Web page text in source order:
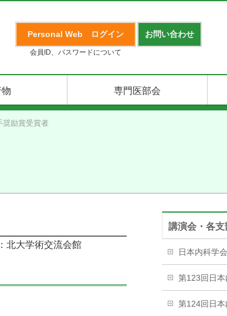
お問い合わせ
Personal Web ログイン
会員ID、パスワードについて
専門医部会
奨励賞受賞者
大学術交流会館
講演会・各支
日本内科学
第123回日
第124回日